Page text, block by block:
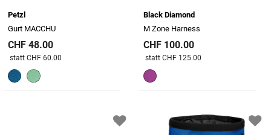
Petzl
Gurt MACCHU
CHF 48.00
Preis reduziert von
statt CHF 60.00
Black Diamond
M Zone Harness
CHF 100.00
Preis reduziert von
statt CHF 125.00